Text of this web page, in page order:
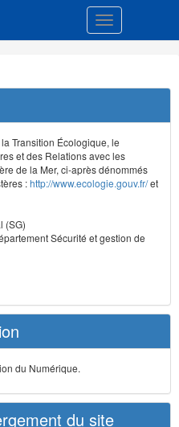
Toggle
Transition Écologique, le
et des Relations avec les
de la Mer, ci-après dénommés
:http://www.ecologie.gouv.fr/et
(SG)
Sécurité et gestion de
du Numérique.
du site